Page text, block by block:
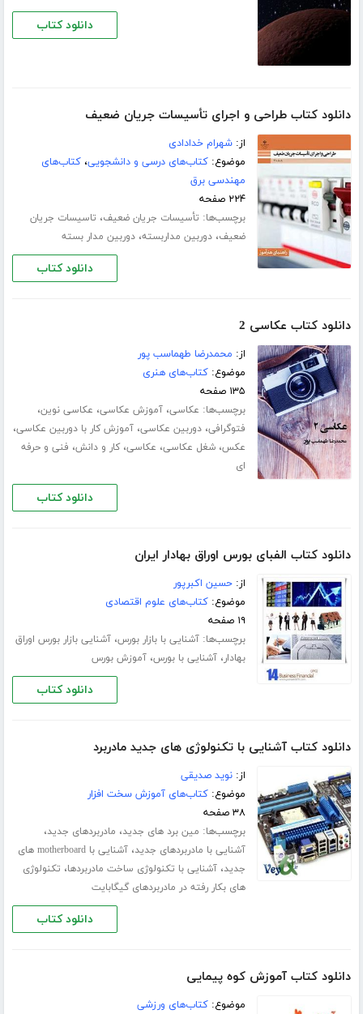
دانلود کتاب
دانلود کتاب طراحی و اجرای تأسیسات جریان ضعیف
از:شهرام خدادادی
موضوع:کتاب‌های درسی و دانشجویی،کتاب‌های
مهندسی برق
۲۲۴ صفحه
برچسب‌ها: تأسیسات جریان ضعیف، تاسیسات جریان
ضعیف،دوربین مداربسته،دوربین مدار بسته
دانلود کتاب
دانلود کتاب عکاسی 2
از: محمدرضا طهماسب پور
موضوع:کتاب‌های هنری
۱۳۵ صفحه
برچسب‌ها: عکاسی،آموزش عکاسی، عکاسی نوین،
فتوگرافی،دوربین عکاسی،آموزش کار با دوربین عکاسی،
عکس،شغل عکاسی، عکاسی،کار و دانش، فنی و حرفه
ای
دانلود کتاب
دانلود کتاب الفبای بورس اوراق بهادار ایران
از:حسین اکبرپور
موضوع:کتاب‌های علوم اقتصادی
۱۹ صفحه
برچسب‌ها:آشنایی با بازار بورس،آشنایی بازار بورس اوراق
بهادار،آشنایی با بورس،آموزش بورس
دانلود کتاب
دانلود کتاب آشنایی با تکنولوژی های جدید مادربرد
از:نوید صدیقی
موضوع:کتاب‌های آموزش سخت افزار
۳۸ صفحه
برچسب‌ها: مین برد های جدید، مادربردهای جدید،
آشنایی با مادربردهای جدید،
آشنایی با motherboard های
جدید،آشنایی با تکنولوژی ساخت مادربردها، تکنولوژی
های بکار رفته در مادربردهای گیگابایت
دانلود کتاب
دانلود کتاب آموزش کوه پیمایی
موضوع:کتاب‌های ورزشی